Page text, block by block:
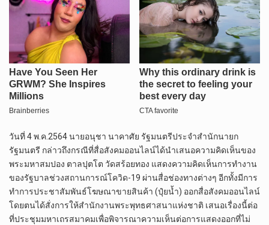
วันที่ 4 พ.ค.2564 นายอนุชา นาคาศัย รัฐมนตรีประจำสำนักนายก
รัฐมนตรี กล่าวถึงกรณีที่สื่อสังคมออนไลน์ได้นำเสนอความคิดเห็นของ
พระมหาสมปอง ตาลปุตโต วัดสร้อยทอง แสดงความคิดเห็นการทำงาน
ของรัฐบาลช่วงสถานการณ์โควิด-19 ผ่านสื่อช่องทางต่างๆ อีกทั้งมีการ
ทำการประชาสัมพันธ์โฆษณาขายสินค้า (ปุ๋ยน้ำ) ออกสื่อสังคมออนไลน์
โดยตนได้สั่งการให้สำนักงานพระพุทธศาสนาแห่งชาติ เสนอเรื่องนี้ต่อ
ที่ประชุมมหาเถรสมาคมเพื่อพิจารณาความเห็นต่อการแสดงออกที่ไม่